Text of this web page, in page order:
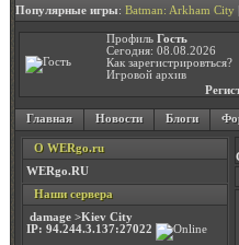
Популярные игры: Batman: Arkham City
Профиль Гость
Сегодня: 08.08.2026
Как зарегистрировться?
Игровой архив
Главная Новости Блоги
О WERgo.ru
WERgo.RU
Наши сервера
damage >Kiev City
IP: 94.244.3.137:27022